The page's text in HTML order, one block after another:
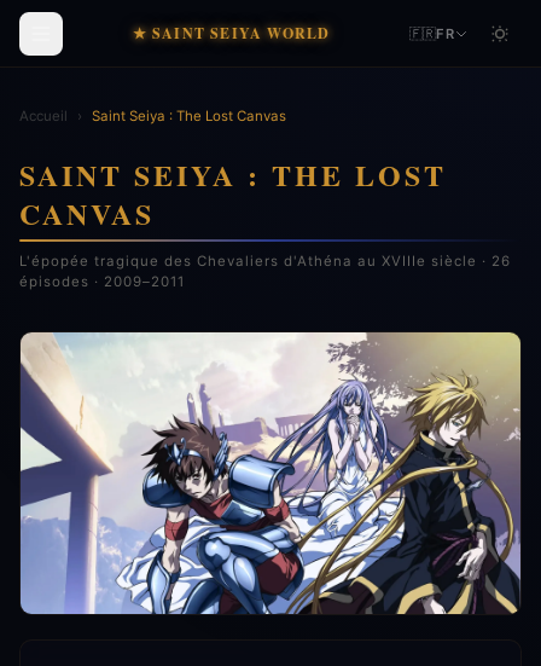
★ SAINT SEIYA WORLD 🇫🇷FR
Accueil › Saint Seiya : The Lost Canvas
SAINT SEIYA : THE LOST
CANVAS
L'épopée tragique des Chevaliers d'Athéna au XVIIIe siècle · 26
épisodes · 2009–2011